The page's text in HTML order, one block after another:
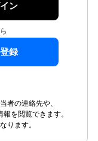
ン
録
者の連絡先や、
を閲覧できます。
ります。